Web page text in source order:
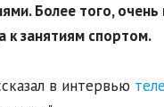
Более того,
к занятиям спортом.
в интервью